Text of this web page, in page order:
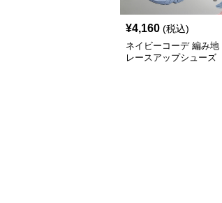
¥4,160 (税込)
ネイビーコーデ 編み地
レースアップシューズ